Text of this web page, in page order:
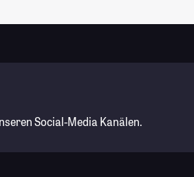
Social-Media Kanälen.